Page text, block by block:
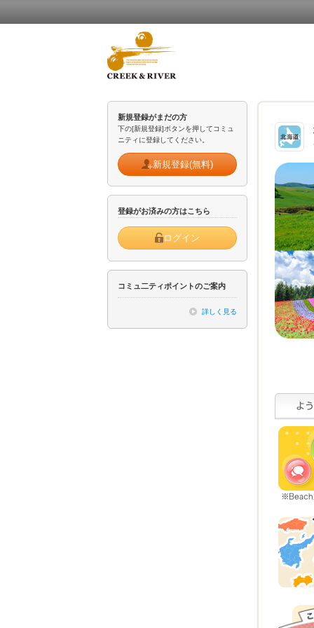
新規登録がまだの方
下の[新規登録]ボタンを押してコミュ
ニティに登録してください。
新規登録(無料)
登録がお済みの方はこちら
ログイン
コミュ二ティポイントのご案内
詳しく見る